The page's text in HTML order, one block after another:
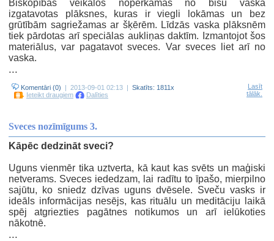
Biškopības veikalos nopērkamas no bišu vaska
izgatavotas plāksnes, kuras ir viegli lokāmas un bez
grūtībām sagriežamas ar šķērēm. Līdzās vaska plāksnēm
tiek pārdotas arī speciālas aukliņas daktīm. Izmantojot šos
materiālus, var pagatavot sveces. Var sveces liet arī no
vaska.
...
Komentāri (0) | 2013-09-01 02:13 | Skatīts: 1811x
Ieteikt draugiem
Dalīties
Lasīt
tālāk.
Sveces nozīmīgums 3.
Kāpēc dedzināt sveci?
Uguns vienmēr tika uztverta, kā kaut kas svēts un maģiski
netverams. Sveces iededzam, lai radītu to īpašo, mierpilno
sajūtu, ko sniedz dzīvas uguns dvēsele. Sveču vasks ir
ideāls informācijas nesējs, kas rituālu un meditāciju laikā
spēj atgriezties pagātnes notikumos un arī ielūkoties
nākotnē.
...